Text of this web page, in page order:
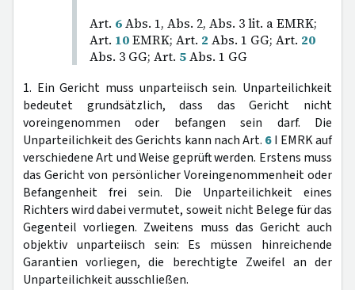
Art. 6Abs. 1, Abs. 2, Abs. 3 lit. a EMRK;
Art. 10EMRK; Art. 2 Abs. 1 GG; Art. 20
Abs. 3 GG; Art. 5Abs. 1 GG
1. Ein Gericht muss unparteiisch sein. Unparteilichkeit
bedeutet grundsätzlich, dass das Gericht nicht
voreingenommen oder befangen sein darf. Die
Unparteilichkeit des Gerichts kann nach Art. 6I EMRK auf
verschiedene Art und Weise geprüft werden. Erstens muss
das Gericht von persönlicher Voreingenommenheit oder
Befangenheit frei sein. Die Unparteilichkeit eines
Richters wird dabei vermutet, soweit nicht Belege für das
Gegenteil vorliegen. Zweitens muss das Gericht auch
objektiv unparteiisch sein: Es müssen hinreichende
Garantien vorliegen, die berechtigte Zweifel an der
Unparteilichkeit ausschließen.